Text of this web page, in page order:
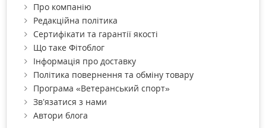
Про компанію
Редакційна політика
Сертифікати та гарантії якості
Що таке Фітоблог
Інформація про доставку
Політика повернення та обміну товару
Програма «Ветеранський спорт»
Зв’язатися з нами
Автори блога